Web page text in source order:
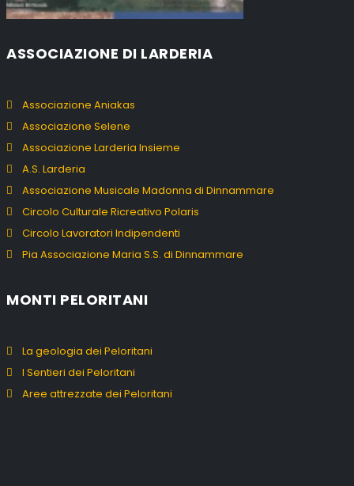
ASSOCIAZIONE DI LARDERIA
Associazione Aniakas
Associazione Selene
Associazione Larderia Insieme
A.S. Larderia
Associazione Musicale Madonna di Dinnammare
Circolo Culturale Ricreativo Polaris
Circolo Lavoratori Indipendenti
Pia Associazione Maria S.S. di Dinnammare
MONTI PELORITANI
La geologia dei Peloritani
I Sentieri dei Peloritani
Aree attrezzate dei Peloritani